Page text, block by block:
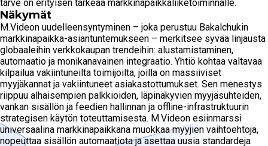
tarve on erityisen tärkeää markkinapaikkaliiketoiminnalle.
Näkymät
M.Videon uudelleensyntyminen – joka perustuu Bakalchukin
markkinapaikka-asiantuntemukseen – merkitsee syvää linjausta
globaaleihin verkkokaupan trendeihin: alustamistaminen,
automaatio ja monikanavainen integraatio. Yhtiö kohtaa valtavaa
kilpailua vakiintuneilta toimijoilta, joilla on massiiviset
myyjäkannat ja vakiintuneet asiakastottumukset. Sen menestys
riippuu alhaisempien palkkioiden, läpinäkyvien myyjäsuhteiden,
vankan sisällön ja feedien hallinnan ja offline-infrastruktuurin
strategisen käytön toteuttamisesta. M.Videon esiinmarssi
universaalina markkinapaikkana muokkaa myyjien vaihtoehtoja,
nopeuttaa sisällön automaatiota ja asettaa uusia standardeja